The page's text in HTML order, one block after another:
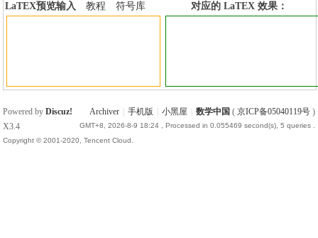
LaTEX预览输入 教程
符号库
对应的 LaTEX 效果：
Archiver 手机版 小黑屋 数学中国 ( 京ICP备05040119号)
GMT+8, 2026-8-9 18:24, Processed in 0.055469 second(s), 5 queries .
Powered byDiscuz!
X3.4
Copyright © 2001-2020, Tencent Cloud.